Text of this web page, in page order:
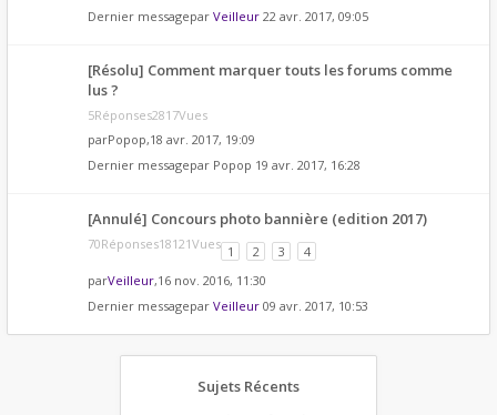
Dernier messagepar Veilleur 22 avr. 2017, 09:05
[Résolu] Comment marquer touts les forums comme
lus ?
5Réponses2817Vues
parPopop,18 avr. 2017, 19:09
Dernier messagepar Popop 19 avr. 2017, 16:28
[Annulé] Concours photo bannière (edition 2017)
70Réponses18121Vues 1 2 3
4
parVeilleur,16 nov. 2016, 11:30
Dernier messagepar Veilleur 09 avr. 2017, 10:53
Sujets Récents